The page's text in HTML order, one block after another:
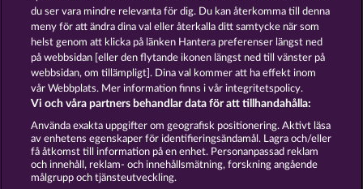
Visa alla spel
Användarvillkor Sekretesspolicy Avtryck
Om Företaget FAQ
Skicka in en begäran om att ångra köpet
du ser vara mindre relevanta för dig. Du kan återkomma till denna
meny för att ändra dina val eller återkalla ditt samtycke när som
helst genom att klicka på länken Hantera preferenser längst ned
på webbsidan [eller den flytande ikonen längst ned till vänster på
webbsidan, om tillämpligt]. Dina val kommer att ha effekt inom
vår Webbplats. Mer information finns i vår integritetspolicy.
Vi och våra partners behandlar data för att tillhandahålla:
Använda exakta uppgifter om geografisk positionering. Aktivt läsa
av enhetens egenskaper för identifieringsändamål. Lagra och/eller
få åtkomst till information på en enhet. Personanpassad reklam
och innehåll, reklam- och innehållsmätning, forskning angående
målgrupp och tjänsteutveckling.